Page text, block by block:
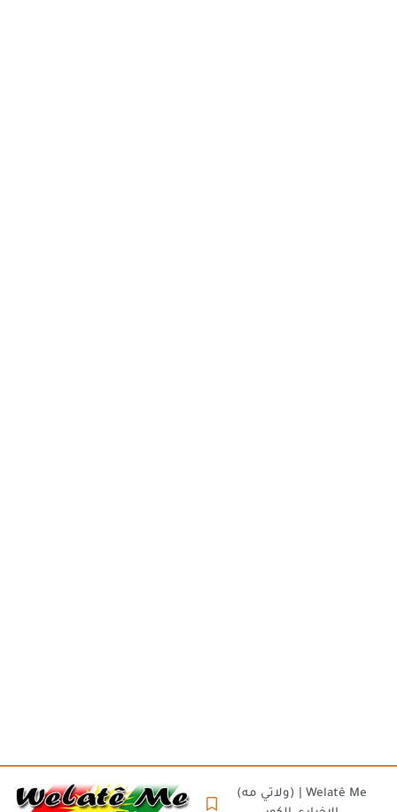
(ولاتي مه) | Welatê Me